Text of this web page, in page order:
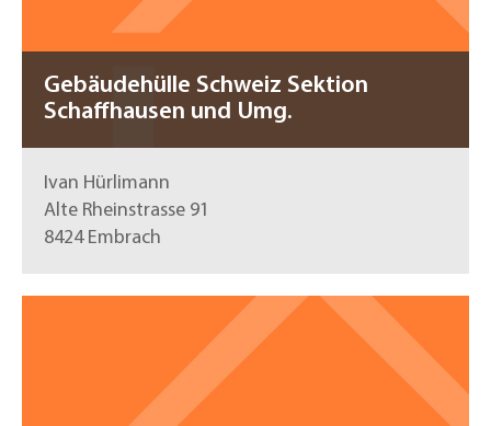
Gebäudehülle Schweiz Sektion
Schaffhausen und Umg.
Ivan Hürlimann
Alte Rheinstrasse 91
8424 Embrach